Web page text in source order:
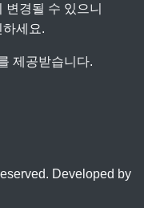
경될 수 있으니
세요.
제공받습니다.
Developed by